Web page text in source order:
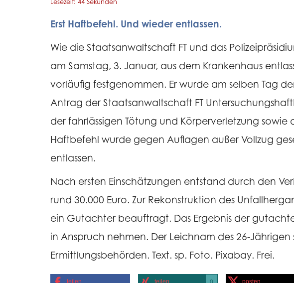
Lesezeit: 44 Sekunden
Erst Haftbefehl. Und wieder entlassen.
Wie die Staatsanwaltschaft FT und das
am Samstag, 3. Januar, aus dem Krankenhaus
vorläufig festgenommen. Er wurde am selben Tag
Antrag der Staatsanwaltschaft FT
der fahrlässigen Tötung und Körperverletzung sowie
Haftbefehl wurde gegen Auflagen außer Vollzug
entlassen.
Nach ersten Einschätzungen entstand durch den
rund 30.000 Euro. Zur Rekonstruktion des
ein Gutachter beauftragt. Das Ergebnis der
in Anspruch nehmen. Der Leichnam des 26-
Ermittlungsbehörden. Text. sp. Foto. Pixabay. Frei.
teilen teilen posten